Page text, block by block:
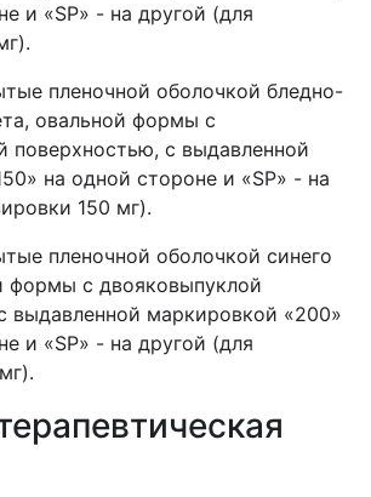
и «SP» - на другой (для
пленочной оболочкой бледно-
овальной формы с
поверхностью, с выдавленной
на одной стороне и «SP» - на
150 мг).
пленочной оболочкой синего
формы с двояковыпуклой
выдавленной маркировкой «200»
и «SP» - на другой (для